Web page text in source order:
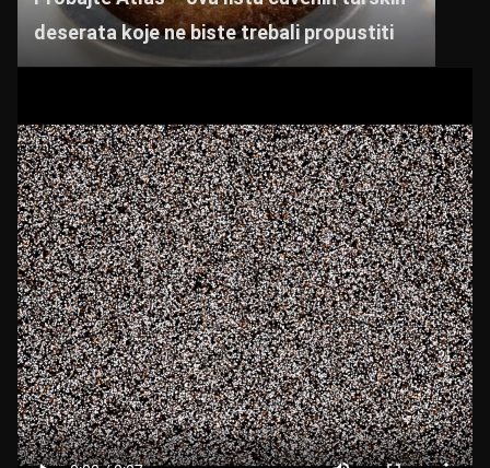
deserata koje ne biste trebali propustiti